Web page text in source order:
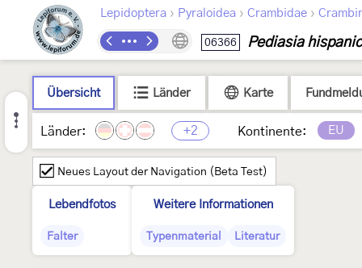
Lepidoptera › Pyraloidea › Crambidae ›
06366 Pediasia
Übersicht Länder Karte
Länder: +2 Kontinente: EU
Neues Layout der Navigation (Beta Test)
Lebendfotos
Falter
Weitere Informationen
Typenmaterial Literatur